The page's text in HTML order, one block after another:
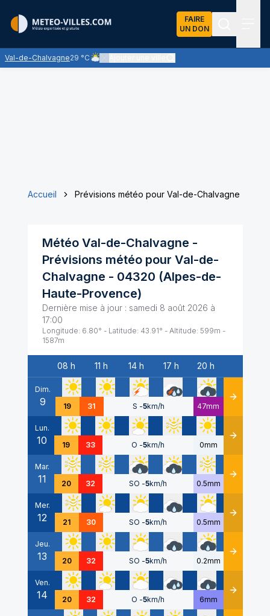
FAIRE
UN DON
Val-de-Chalvagne29 °C
Ciel nuageux - les éclaircies et les nuages se
Accueil Prévisions météo pour Val-de-Chalvagne
Météo Val-de-Chalvagne -
Prévisions météo pour Val-de-
Chalvagne - 04320 (Alpes-de-
Haute-Provence)
Dernière mise à jour : samedi 8 août 2026 à
17:00
Longitude: 6.80° - Latitude: 43.91° - Altitude: 599m -
1587m
Date
08 h 11 h 14 h 17 h 20 h
Dim.
9 19 31 S -5km/h 47mm Détails
Lun.
10 19 33 O -5km/h 0mm Détails
Mar.
11 20 32 SO -5km/h 0.5mm Détails
Mer.
12 21 30 SO -5km/h 0.5mm Détails
Jeu.
13 20 32 SO -5km/h 0.2mm Détails
Ven.
14 20 32 O -5km/h 6mm Détails